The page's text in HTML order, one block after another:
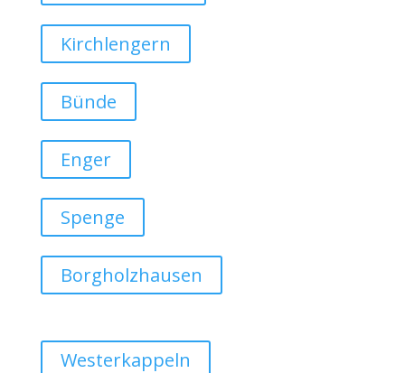
Kirchlengern
Bünde
Enger
Spenge
Borgholzhausen
Westerkappeln